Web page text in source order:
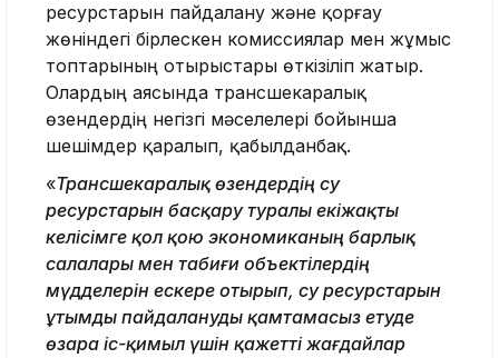
ресурстарын пайдалану және қорғау
жөніндегі бірлескен комиссиялар мен жұмыс
топтарының отырыстары өткізіліп жатыр.
Олардың аясында трансшекаралық
өзендердің негізгі мәселелері бойынша
шешімдер қаралып, қабылданбақ.
«Трансшекаралық өзендердің су
ресурстарын басқару туралы екіжақты
келісімге қол қою экономиканың барлық
салалары мен табиғи объектілердің
мүдделерін ескере отырып, су ресурстарын
ұтымды пайдалануды қамтамасыз етуде
өзара іс-қимыл үшін қажетті жағдайлар